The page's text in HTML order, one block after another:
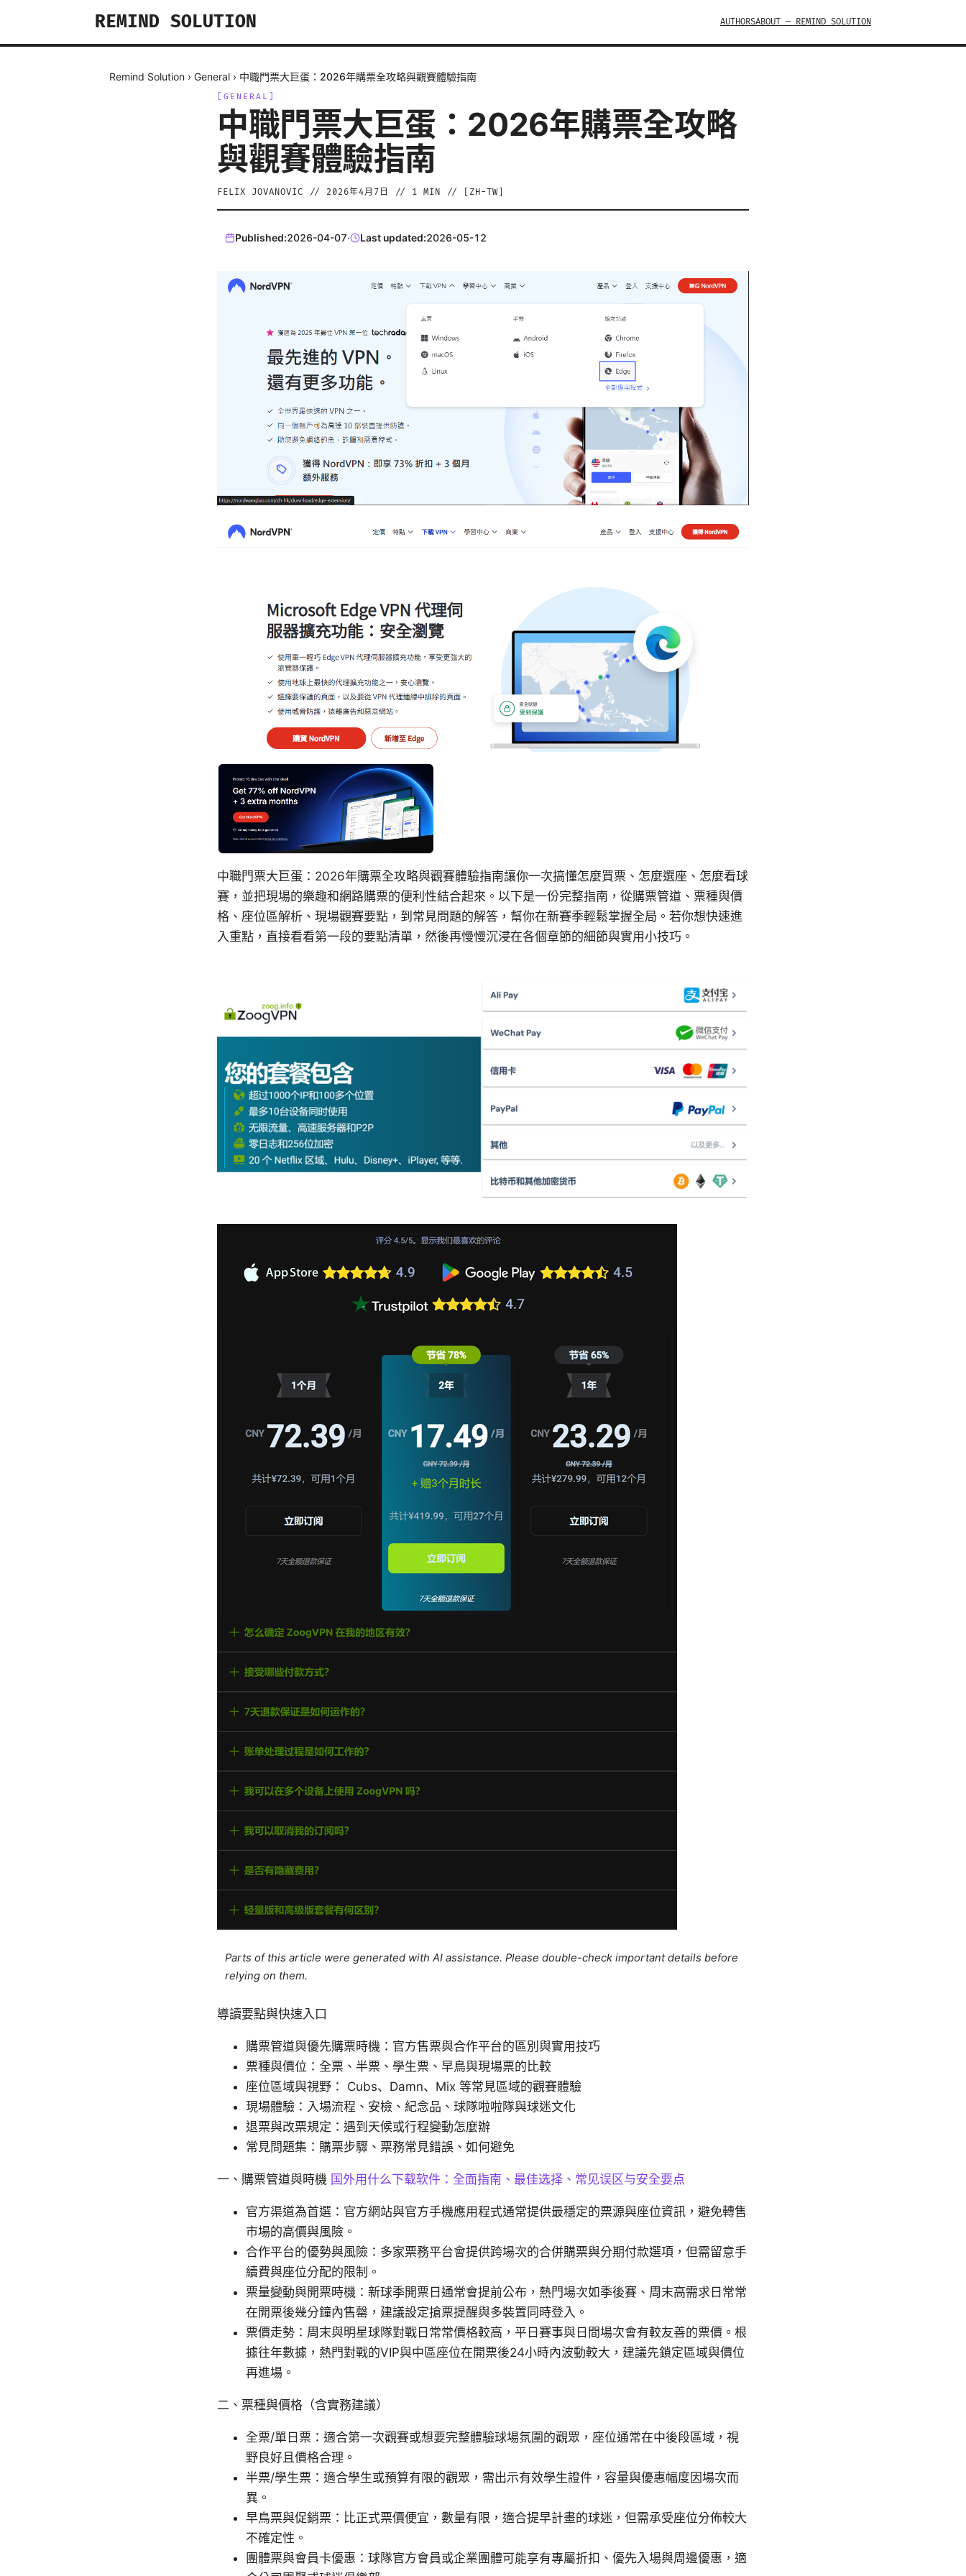
REMIND SOLUTION AUTHORSABOUT — REMIND SOLUTION
Remind Solution › General › 中職門票大巨蛋：2026年購票全攻略與觀賽體驗指南
GENERAL
中職門票大巨蛋：2026年購票全攻略
與觀賽體驗指南
FELIX JOVANOVIC // 2026年4月7日 // 1 MIN // [ ZH-TW
Published:2026-04-07· Last updated:2026-05-12
中職門票大巨蛋：2026年購票全攻略與觀賽體驗指南讓你一次搞懂怎麼買票、怎麼選座、怎麼看球
賽，並把現場的樂趣和網路購票的便利性結合起來。以下是一份完整指南，從購票管道、票種與價
格、座位區解析、現場觀賽要點，到常見問題的解答，幫你在新賽季輕鬆掌握全局。若你想快速進
入重點，直接看看第一段的要點清單，然後再慢慢沉浸在各個章節的細節與實用小技巧。
Parts of this article were generated with AI assistance. Please double-check important details before
relying on them.
導讀要點與快速入口
購票管道與優先購票時機：官方售票與合作平台的區別與實用技巧
票種與價位：全票、半票、學生票、早鳥與現場票的比較
座位區域與視野： Cubs、Damn、Mix 等常見區域的觀賽體驗
現場體驗：入場流程、安檢、紀念品、球隊啦啦隊與球迷文化
退票與改票規定：遇到天候或行程變動怎麼辦
常見問題集：購票步驟、票務常見錯誤、如何避免
一、購票管道與時機 国外用什么下载软件：全面指南、最佳选择、常见误区与安全要点
官方渠道為首選：官方網站與官方手機應用程式通常提供最穩定的票源與座位資訊，避免轉售
市場的高價與風險。
合作平台的優勢與風險：多家票務平台會提供跨場次的合併購票與分期付款選項，但需留意手
續費與座位分配的限制。
票量變動與開票時機：新球季開票日通常會提前公布，熱門場次如季後賽、周末高需求日常常
在開票後幾分鐘內售罄，建議設定搶票提醒與多裝置同時登入。
票價走勢：周末與明星球隊對戰日常常價格較高，平日賽事與日間場次會有較友善的票價。根
據往年數據，熱門對戰的VIP與中區座位在開票後24小時內波動較大，建議先鎖定區域與價位
再進場。
二、票種與價格（含實務建議）
全票/單日票：適合第一次觀賽或想要完整體驗球場氛圍的觀眾，座位通常在中後段區域，視
野良好且價格合理。
半票/學生票：適合學生或預算有限的觀眾，需出示有效學生證件，容量與優惠幅度因場次而
異。
早鳥票與促銷票：比正式票價便宜，數量有限，適合提早計畫的球迷，但需承受座位分佈較大
不確定性。
團體票與會員卡優惠：球隊官方會員或企業團體可能享有專屬折扣、優先入場與周邊優惠，適